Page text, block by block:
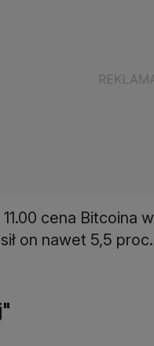
cena Bitcoina
on nawet 5,5